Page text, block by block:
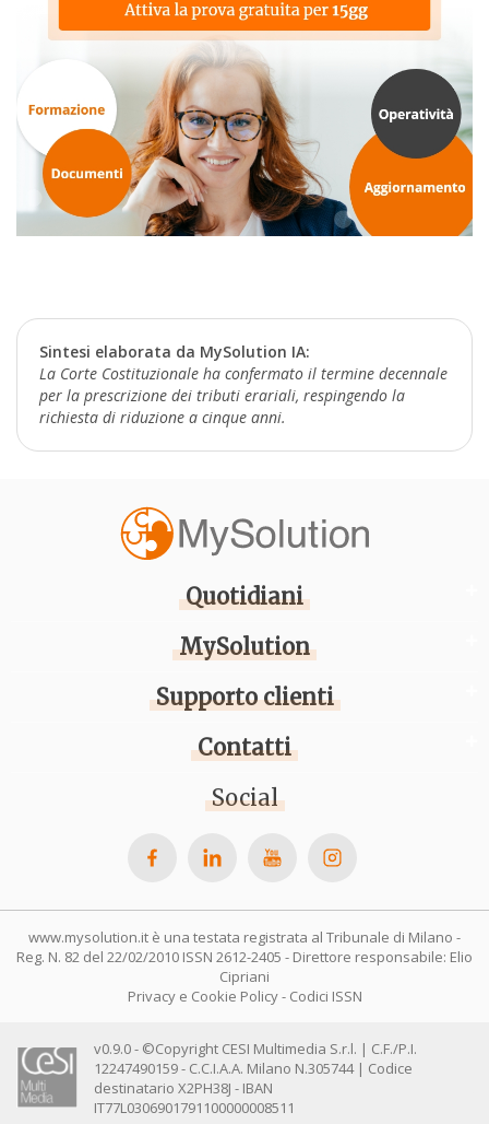
Sintesi elaborata da MySolution IA:
La Corte Costituzionale ha confermato il termine decennale
per la prescrizione dei tributi erariali, respingendo la
richiesta di riduzione a cinque anni.
Quotidiani
MySolution
Supporto clienti
Contatti
Social
www.mysolution.it è una testata registrata al Tribunale di Milano -
Reg. N. 82 del 22/02/2010 ISSN 2612-2405 - Direttore responsabile: Elio
Cipriani
Privacy e Cookie Policy- Codici ISSN
v0.9.0 - ©Copyright CESI Multimedia S.r.l. | C.F./P.I.
12247490159 - C.C.I.A.A. Milano N.305744 | Codice
destinatario X2PH38J - IBAN
IT77L0306901791100000008511